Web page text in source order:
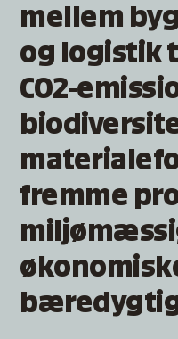
mellem
og logistik
CO2-
fremme